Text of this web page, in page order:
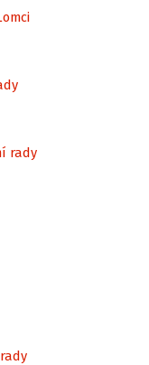
rady